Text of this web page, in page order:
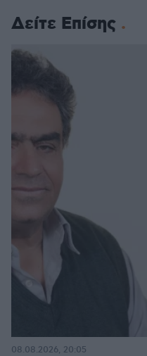
Δείτε Επίσης
08.08.2026, 20:05